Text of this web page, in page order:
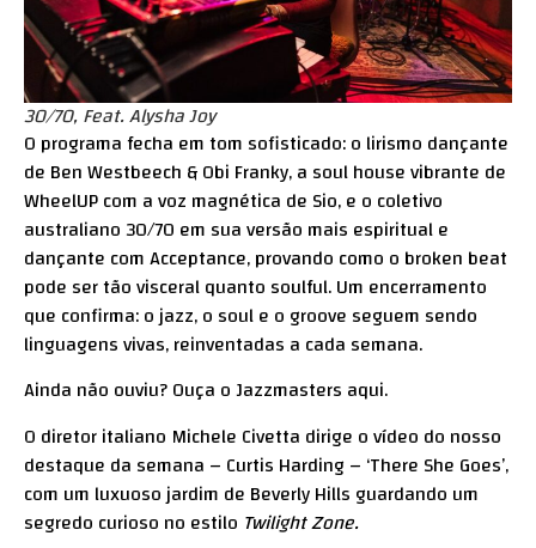
30/70, Feat. Alysha Joy
O programa fecha em tom sofisticado: o lirismo dançante
de Ben Westbeech & Obi Franky, a soul house vibrante de
WheelUP com a voz magnética de Sio, e o coletivo
australiano 30/70 em sua versão mais espiritual e
dançante com Acceptance, provando como o broken beat
pode ser tão visceral quanto soulful. Um encerramento
que confirma: o jazz, o soul e o groove seguem sendo
linguagens vivas, reinventadas a cada semana.
Ainda não ouviu? Ouça o Jazzmasters aqui.
O diretor italiano Michele Civetta dirige o vídeo do nosso
destaque da semana – Curtis Harding – ‘There She Goes’,
com um luxuoso jardim de Beverly Hills guardando um
segredo curioso no estilo Twilight Zone.